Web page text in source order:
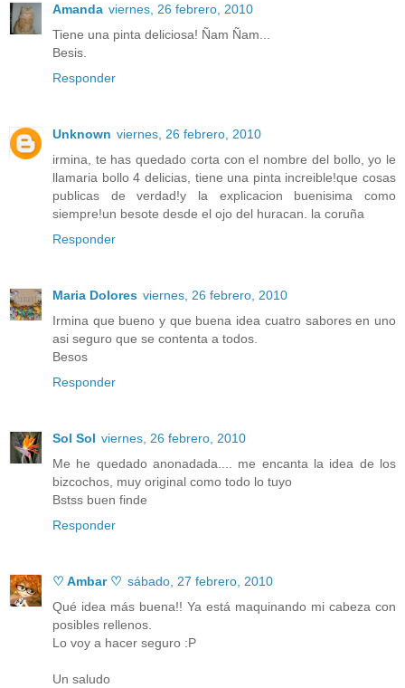
Amanda viernes, 26 febrero, 2010
Tiene una pinta deliciosa! Ñam Ñam...
Besis.
Responder
Unknown viernes, 26 febrero, 2010
irmina, te has quedado corta con el nombre del bollo, yo le
llamaria bollo 4 delicias, tiene una pinta increible!que cosas
publicas de verdad!y la explicacion buenisima como
siempre!un besote desde el ojo del huracan. la coruña
Responder
Maria Dolores viernes, 26 febrero, 2010
Irmina que bueno y que buena idea cuatro sabores en uno
asi seguro que se contenta a todos.
Besos
Responder
Sol Sol viernes, 26 febrero, 2010
Me he quedado anonadada.... me encanta la idea de los
bizcochos, muy original como todo lo tuyo
Bstss buen finde
Responder
♡ Ambar ♡ sábado, 27 febrero, 2010
Qué idea más buena!! Ya está maquinando mi cabeza con
posibles rellenos.
Lo voy a hacer seguro :P
Un saludo